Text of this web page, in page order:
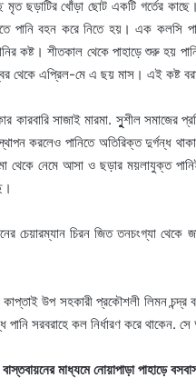
মৃত ছড়াটির খোঁড়া ছোট একটি গর্তের
পানি বহন করে নিতে হয়। এক কলসি
কষ্ট। শীতকাল থেকে পাহাড়ে শুরু হয়
থেকে এপ্রিল-মে এ ছয় মাস। এই কষ্ট
কারবারি সাজাই মারমা. সুুুশীল সমাজের
করলেও পানিতে অতিরিক্ত দুর্গন্ধ
থেকে নেমে আসা ও ছড়ার
চেয়ারম্যান চিরন জিত তনচংগ্যা
উপ সহকারী প্রকৌশলী লিমন চন্দ্র
পানি সরবরাহে কল নির্ধারণ করে
মাধ্যমে নোয়াপাড়া পাহাড়ে